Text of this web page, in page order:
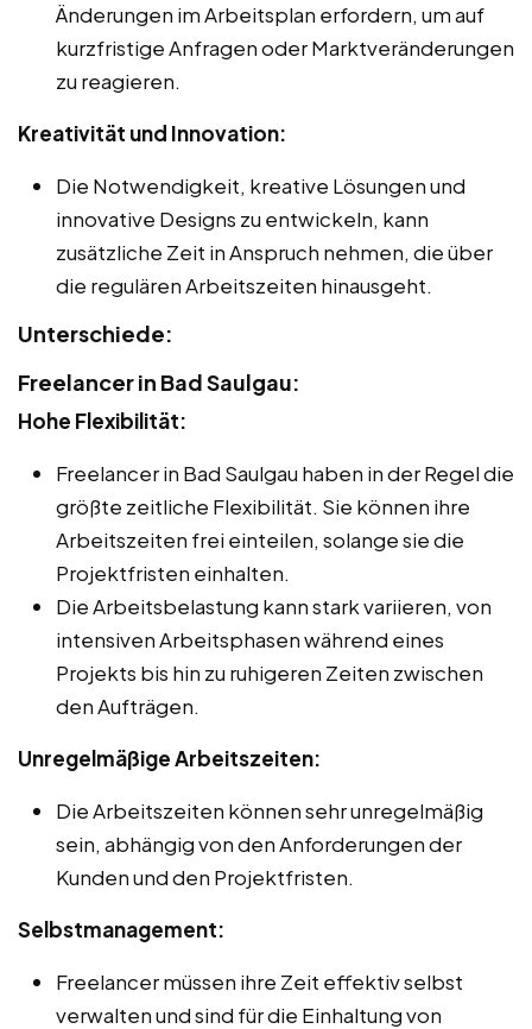
Änderungen im Arbeitsplan erfordern, um auf
kurzfristige Anfragen oder Marktveränderungen
zu reagieren.
Kreativität und Innovation:
Die Notwendigkeit, kreative Lösungen und
innovative Designs zu entwickeln, kann
zusätzliche Zeit in Anspruch nehmen, die über
die regulären Arbeitszeiten hinausgeht.
Unterschiede:
Freelancer in Bad Saulgau:
Hohe Flexibilität:
Freelancer in Bad Saulgau haben in der Regel die
größte zeitliche Flexibilität. Sie können ihre
Arbeitszeiten frei einteilen, solange sie die
Projektfristen einhalten.
Die Arbeitsbelastung kann stark variieren, von
intensiven Arbeitsphasen während eines
Projekts bis hin zu ruhigeren Zeiten zwischen
den Aufträgen.
Unregelmäßige Arbeitszeiten:
Die Arbeitszeiten können sehr unregelmäßig
sein, abhängig von den Anforderungen der
Kunden und den Projektfristen.
Selbstmanagement:
Freelancer müssen ihre Zeit effektiv selbst
verwalten und sind für die Einhaltung von